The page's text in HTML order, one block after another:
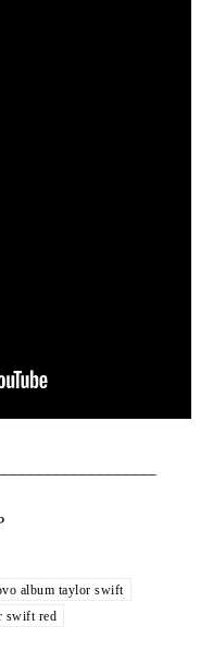
album taylor swift
swift red